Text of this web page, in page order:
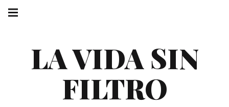
Skip
LA VIDA SIN
FILTRO
navigation